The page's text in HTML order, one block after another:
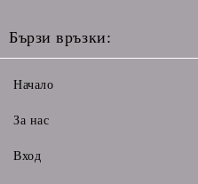
Бързи връзки:
Начало
За нас
Вход